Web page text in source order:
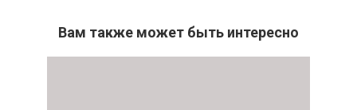
Вам также может быть интересно